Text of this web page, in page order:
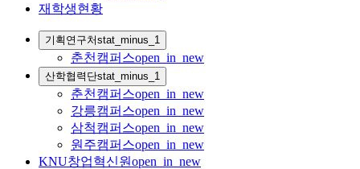
재학생현황
기획연구처stat_minus_1
춘천캠퍼스open_in_new
산학협력단stat_minus_1
춘천캠퍼스open_in_new
강릉캠퍼스open_in_new
삼척캠퍼스open_in_new
원주캠퍼스open_in_new
KNU창업혁신원open_in_new